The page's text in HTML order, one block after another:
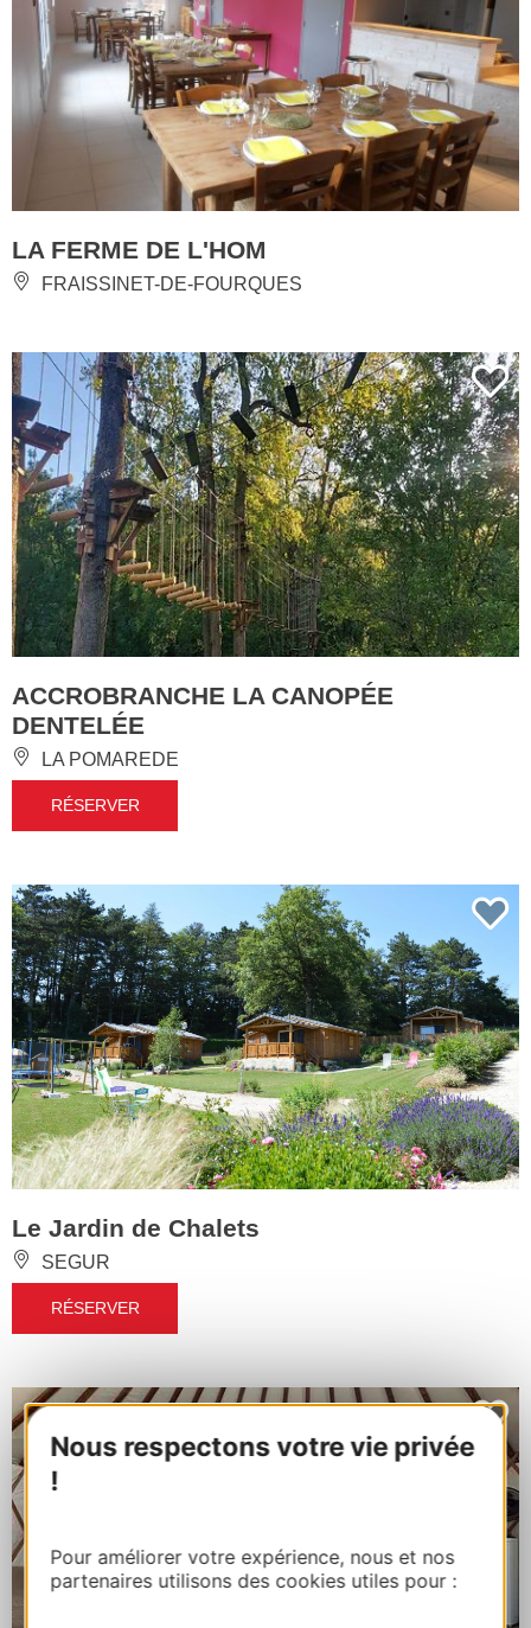
Nous respectons votre vie privée
!
Pour améliorer votre expérience, nous et nos
partenaires utilisons des cookies utiles pour :
LA FERME DE L'HOM
FRAISSINET-DE-FOURQUES
ACCROBRANCHE LA CANOPÉE
DENTELÉE
LA POMAREDE
RÉSERVER
Le Jardin de Chalets
SEGUR
RÉSERVER